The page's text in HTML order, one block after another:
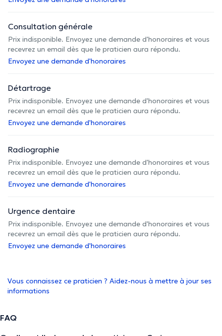
Consultation générale
Prix indisponible. Envoyez une demande d'honoraires et vous
recevrez un email dès que le praticien aura répondu.
Envoyez une demande d'honoraires
Détartrage
Prix indisponible. Envoyez une demande d'honoraires et vous
recevrez un email dès que le praticien aura répondu.
Envoyez une demande d'honoraires
Radiographie
Prix indisponible. Envoyez une demande d'honoraires et vous
recevrez un email dès que le praticien aura répondu.
Envoyez une demande d'honoraires
Urgence dentaire
Prix indisponible. Envoyez une demande d'honoraires et vous
recevrez un email dès que le praticien aura répondu.
Envoyez une demande d'honoraires
Vous connaissez ce praticien ? Aidez-nous à mettre à jour ses
informations
FAQ